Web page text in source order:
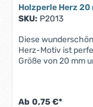
Holzperle Herz 20
SKU: P2013
Diese
Herz-Motiv ist
Größe von 20 mm
Ab 0,75 €*